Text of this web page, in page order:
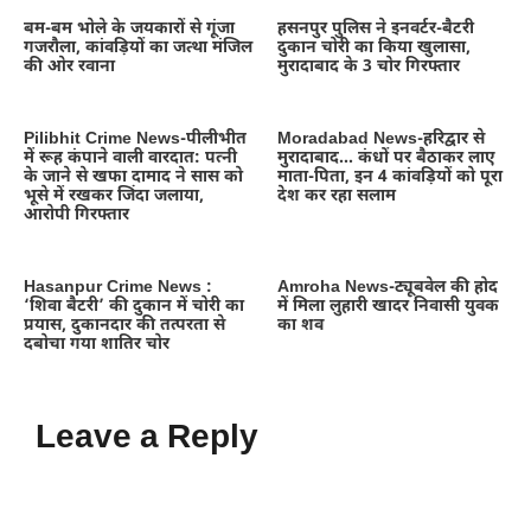
बम-बम भोले के जयकारों से गूंजा
गजरौला, कांवड़ियों का जत्था मंजिल
की ओर रवाना
हसनपुर पुलिस ने इनवर्टर-बैटरी
दुकान चोरी का किया खुलासा,
मुरादाबाद के 3 चोर गिरफ्तार
Pilibhit Crime News-पीलीभीत
में रूह कंपाने वाली वारदात: पत्नी
के जाने से खफा दामाद ने सास को
भूसे में रखकर जिंदा जलाया,
आरोपी गिरफ्तार
Moradabad News-हरिद्वार से
मुरादाबाद… कंधों पर बैठाकर लाए
माता-पिता, इन 4 कांवड़ियों को पूरा
देश कर रहा सलाम
Hasanpur Crime News :
‘शिवा बैटरी’ की दुकान में चोरी का
प्रयास, दुकानदार की तत्परता से
दबोचा गया शातिर चोर
Amroha News-ट्यूबवेल की होद
में मिला लुहारी खादर निवासी युवक
का शव
Leave a Reply